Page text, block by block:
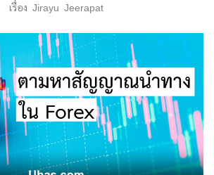
เรื่อง Jirayu Jeerapat